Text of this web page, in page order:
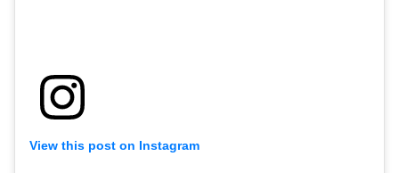
View this post on Instagram